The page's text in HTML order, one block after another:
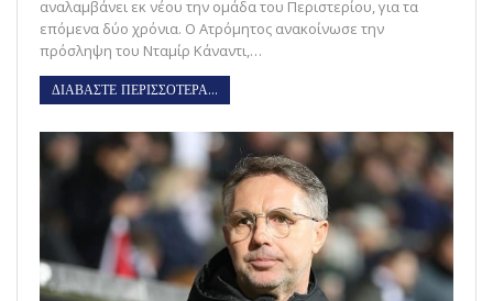
αναλαμβάνει εκ νέου την ομάδα του Περιστερίου, για τα
επόμενα δύο χρόνια. Ο Ατρόμητος ανακοίνωσε την
πρόσληψη του Νταμίρ Κάναντι,…
ΔΙΑΒΑΣΤΕ ΠΕΡΙΣΣΟΤΕΡΑ...